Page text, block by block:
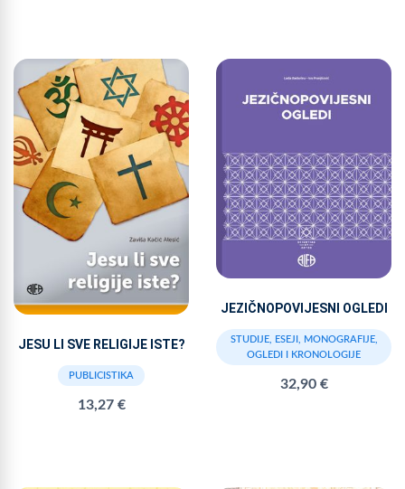
JESU LI SVE RELIGIJE ISTE?
PUBLICISTIKA
13,27 €
JEZIČNOPOVIJESNI OGLEDI
STUDIJE, ESEJI, MONOGRAFIJE,
OGLEDI I KRONOLOGIJE
32,90 €